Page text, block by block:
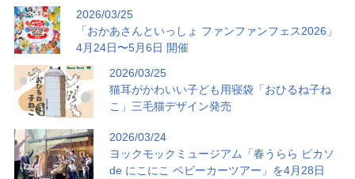
2026/03/25
「おかあさんといっしょ ファンファンフェス2026」
4月24日〜5月6日 開催
2026/03/25
猫耳がかわいい子ども用寝袋「おひるね子ね
こ」三毛猫デザイン発売
2026/03/24
ヨックモックミュージアム「春うらら ピカソ
de にこにこ ベビーカーツアー」を4月28日